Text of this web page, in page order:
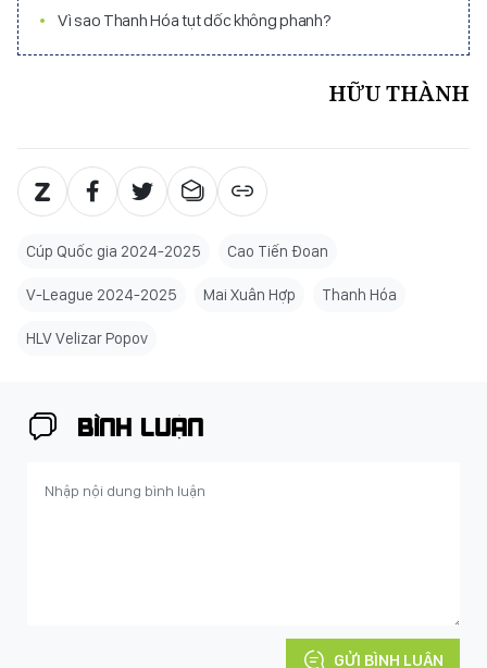
Vì sao Thanh Hóa tụt dốc không phanh?
HỮU THÀNH
Cúp Quốc gia 2024-2025 Cao Tiến Đoan
V-League 2024-2025 Mai Xuân Hợp Thanh Hóa
HLV Velizar Popov
BÌNH LUẬN
GỬI BÌNH LUẬN